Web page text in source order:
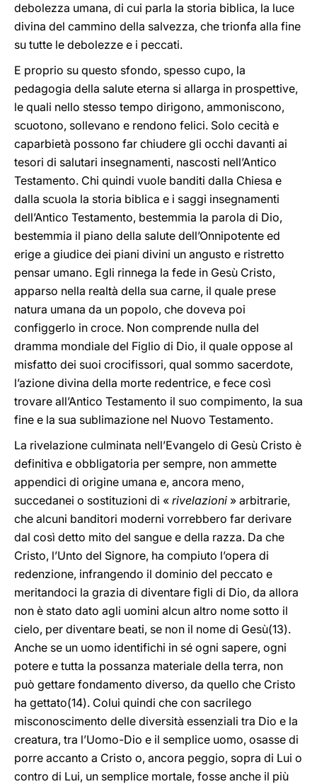
debolezza umana, di cui parla la storia biblica, la luce
divina del cammino della salvezza, che trionfa alla fine
su tutte le debolezze e i peccati.
E proprio su questo sfondo, spesso cupo, la
pedagogia della salute eterna si allarga in prospettive,
le quali nello stesso tempo dirigono, ammoniscono,
scuotono, sollevano e rendono felici. Solo cecità e
caparbietà possono far chiudere gli occhi davanti ai
tesori di salutari insegnamenti, nascosti nell’Antico
Testamento. Chi quindi vuole banditi dalla Chiesa e
dalla scuola la storia biblica e i saggi insegnamenti
dell’Antico Testamento, bestemmia la parola di Dio,
bestemmia il piano della salute dell’Onnipotente ed
erige a giudice dei piani divini un angusto e ristretto
pensar umano. Egli rinnega la fede in Gesù Cristo,
apparso nella realtà della sua carne, il quale prese
natura umana da un popolo, che doveva poi
configgerlo in croce. Non comprende nulla del
dramma mondiale del Figlio di Dio, il quale oppose al
misfatto dei suoi crocifissori, qual sommo sacerdote,
l’azione divina della morte redentrice, e fece così
trovare all’Antico Testamento il suo compimento, la sua
fine e la sua sublimazione nel Nuovo Testamento.
La rivelazione culminata nell’Evangelo di Gesù Cristo è
definitiva e obbligatoria per sempre, non ammette
appendici di origine umana e, ancora meno,
succedanei o sostituzioni di « rivelazioni » arbitrarie,
che alcuni banditori moderni vorrebbero far derivare
dal così detto mito del sangue e della razza. Da che
Cristo, l’Unto del Signore, ha compiuto l’opera di
redenzione, infrangendo il dominio del peccato e
meritandoci la grazia di diventare figli di Dio, da allora
non è stato dato agli uomini alcun altro nome sotto il
cielo, per diventare beati, se non il nome di Gesù(13).
Anche se un uomo identifichi in sé ogni sapere, ogni
potere e tutta la possanza materiale della terra, non
può gettare fondamento diverso, da quello che Cristo
ha gettato(14). Colui quindi che con sacrilego
misconoscimento delle diversità essenziali tra Dio e la
creatura, tra l’Uomo-Dio e il semplice uomo, osasse di
porre accanto a Cristo o, ancora peggio, sopra di Lui o
contro di Lui, un semplice mortale, fosse anche il più